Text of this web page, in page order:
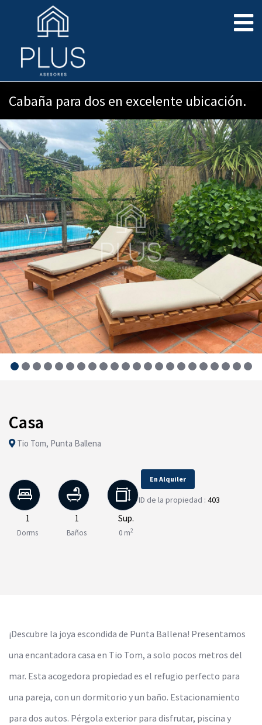
Cabaña para dos en excelente ubicación.
Casa
Tio Tom, Punta Ballena
1
Dorms
1
Baños
Sup.
0 m2
En Alquiler
ID de la propiedad : 403
¡Descubre la joya escondida de Punta Ballena! Presentamos
una encantadora casa en Tio Tom, a solo pocos metros del
mar. Esta acogedora propiedad es el refugio perfecto para
una pareja, con un dormitorio y un baño. Estacionamiento
para dos autos. Pérgola exterior para disfrutar, piscina y